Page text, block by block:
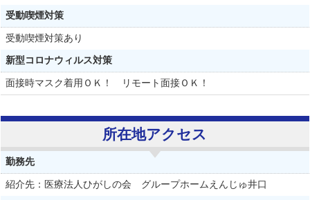
受動喫煙対策
受動喫煙対策あり
新型コロナウィルス対策
面接時マスク着用ＯＫ！ リモート面接ＯＫ！
所在地アクセス
勤務先
紹介先：医療法人ひがしの会 グループホームえんじゅ井口